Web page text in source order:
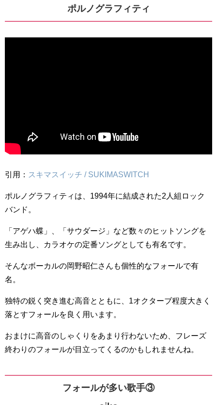
ポルノグラフィティ
引用： スキマスイッチ / SUKIMASWITCH
ポルノグラフィティは、1994年に結成された2人組ロック
バンド。
「アゲハ蝶」、「サウダージ」など数々のヒットソングを
生み出し、カラオケの定番ソングとしても有名です。
そんなボーカルの岡野昭仁さんも個性的なフォールで有
名。
独特の鋭く突き進む高音とともに、1オクターブ程度大きく
落とすフォールを良く用います。
おまけに高音のしゃくりをあまり行わないため、フレーズ
終わりのフォールが目立ってくるのかもしれませんね。
フォールが多い歌手③